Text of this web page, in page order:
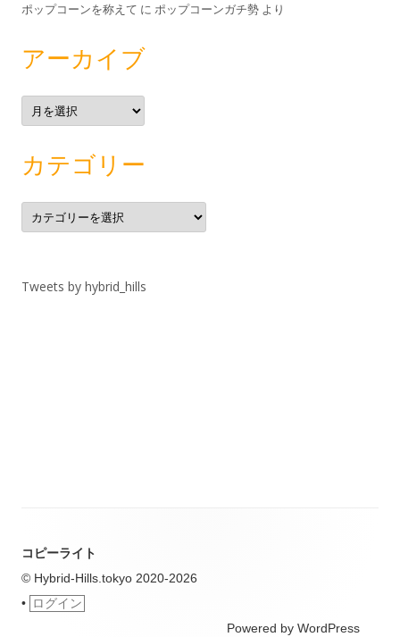
ポップコーンを称えて に ポップコーンガチ勢 より
アーカイブ
ア
ー
カ
カテゴリー
カ
テ
ゴ
Tweets by hybrid_hills
コピーライト
© Hybrid-Hills.tokyo 2020-2026
• ログイン
Powered by WordPress